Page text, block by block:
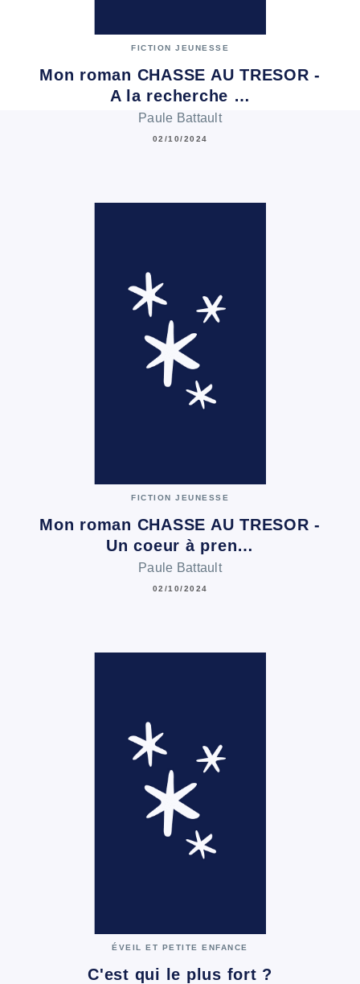
FICTION JEUNESSE
Mon roman CHASSE AU TRESOR -
A la recherche …
Paule Battault
02/10/2024
FICTION JEUNESSE
Mon roman CHASSE AU TRESOR -
Un coeur à pren…
Paule Battault
02/10/2024
ÉVEIL ET PETITE ENFANCE
C'est qui le plus fort ?